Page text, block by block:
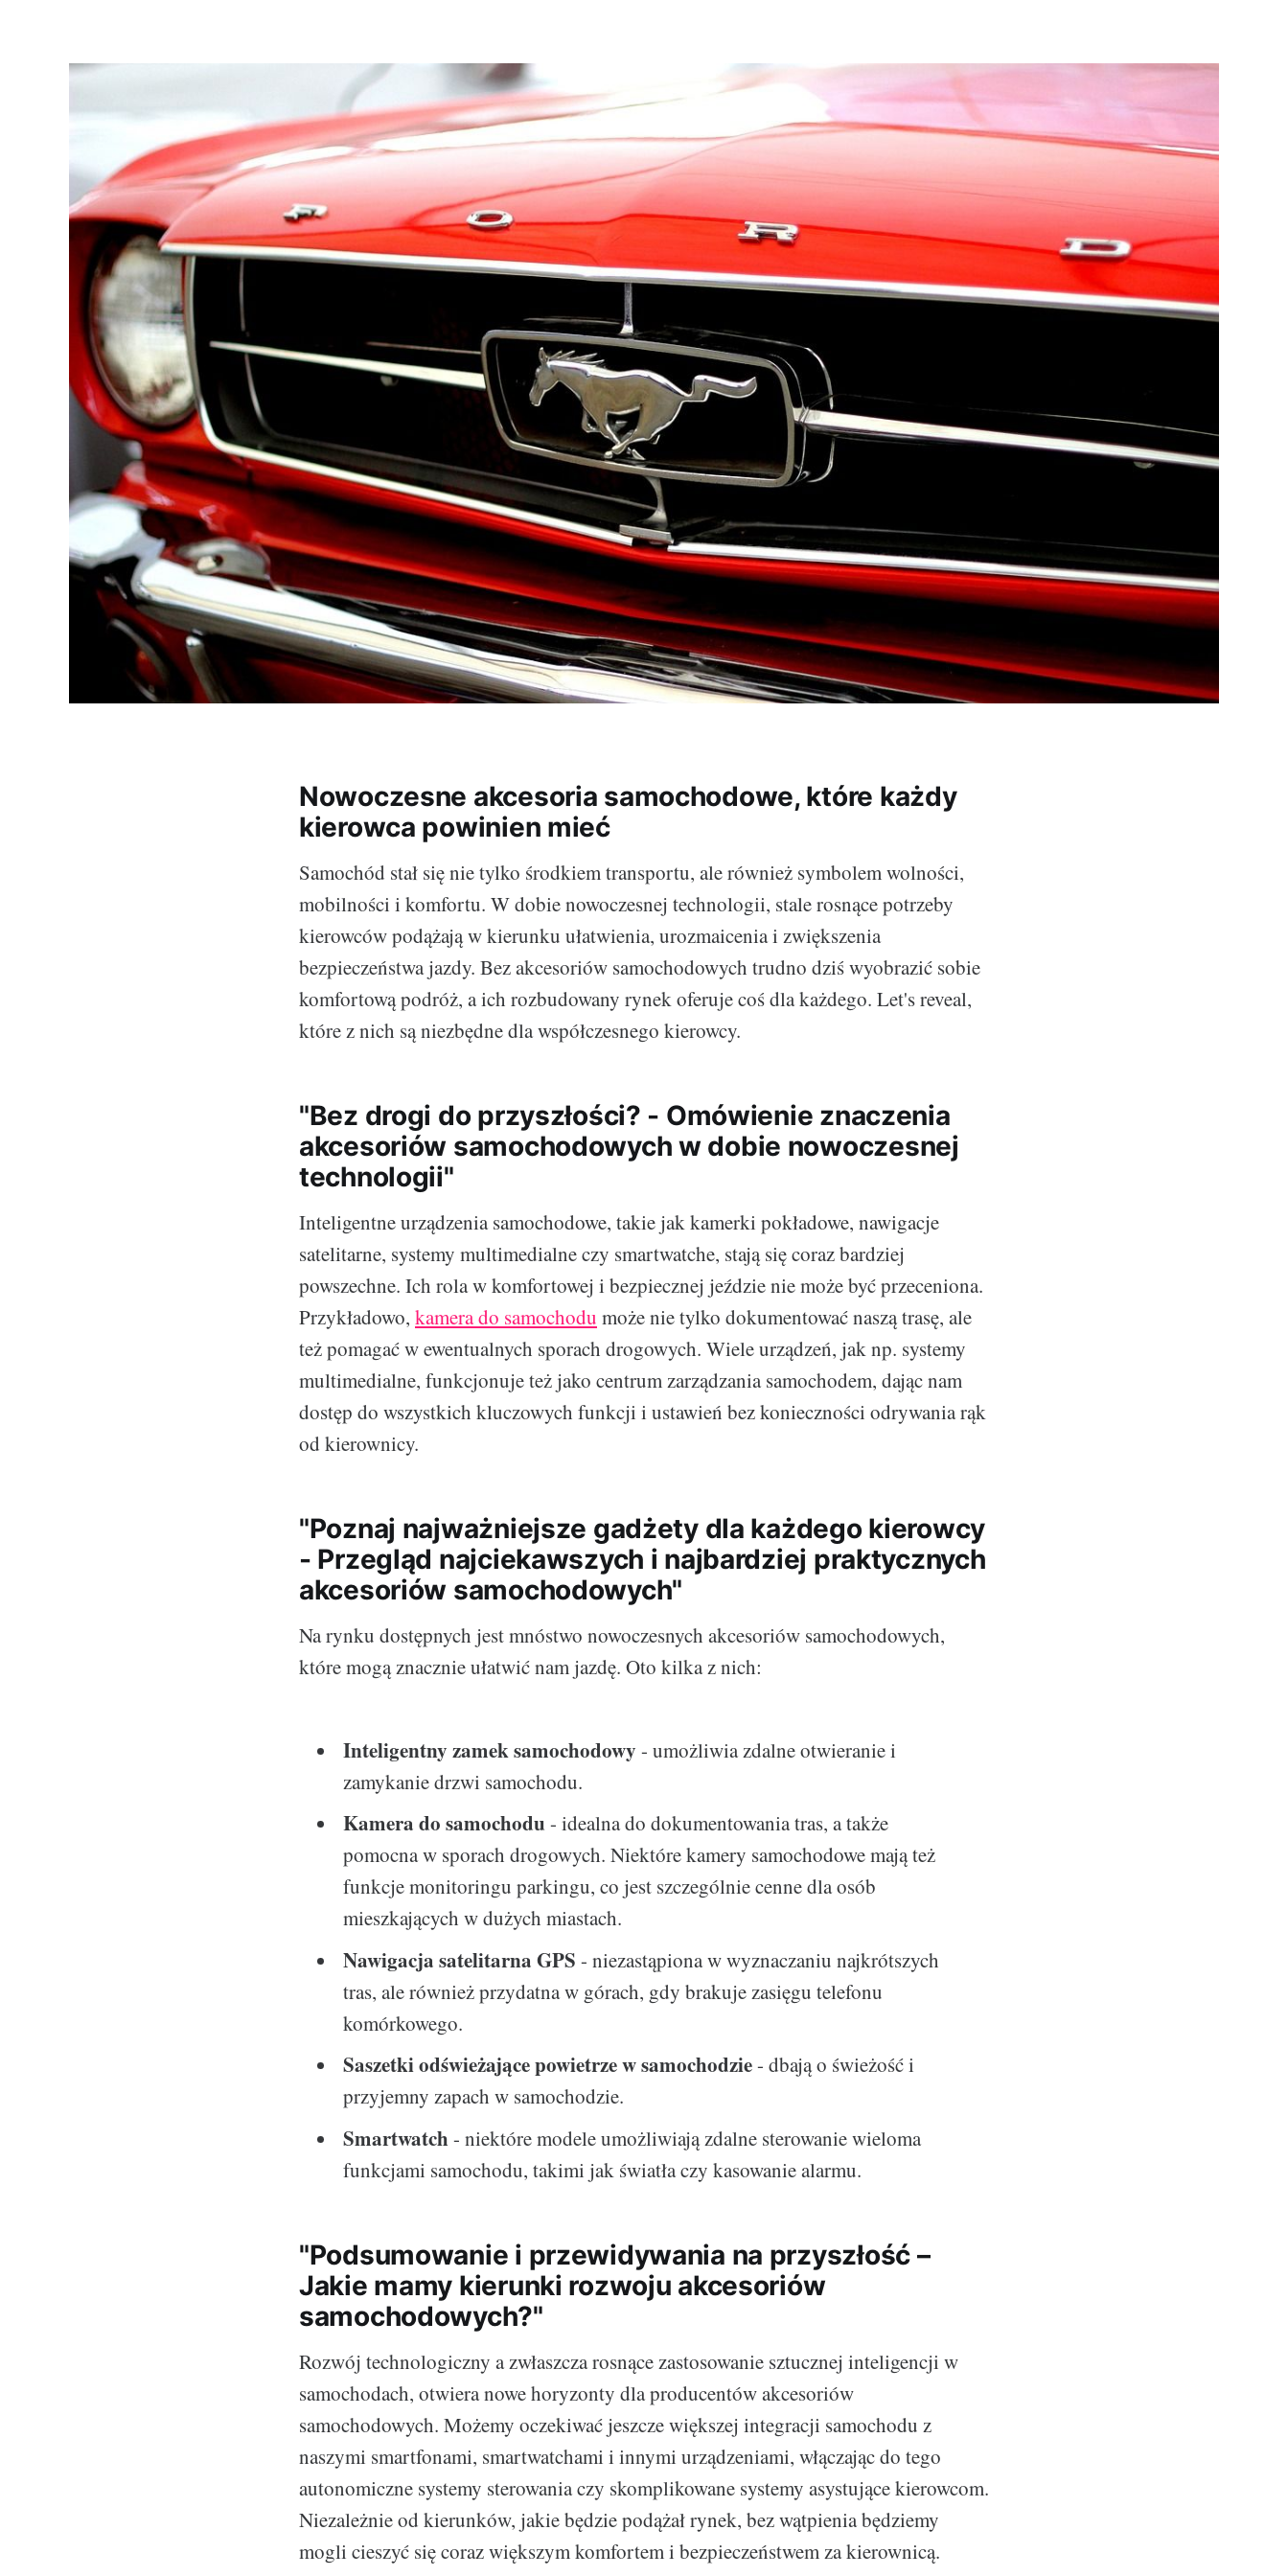
Nowoczesne akcesoria samochodowe, które każdy
kierowca powinien mieć
Samochód stał się nie tylko środkiem transportu, ale również symbolem wolności,
mobilności i komfortu. W dobie nowoczesnej technologii, stale rosnące potrzeby
kierowców podążają w kierunku ułatwienia, urozmaicenia i zwiększenia
bezpieczeństwa jazdy. Bez akcesoriów samochodowych trudno dziś wyobrazić sobie
komfortową podróż, a ich rozbudowany rynek oferuje coś dla każdego. Let's reveal,
które z nich są niezbędne dla współczesnego kierowcy.
"Bez drogi do przyszłości? - Omówienie znaczenia
akcesoriów samochodowych w dobie nowoczesnej
technologii"
Inteligentne urządzenia samochodowe, takie jak kamerki pokładowe, nawigacje
satelitarne, systemy multimedialne czy smartwatche, stają się coraz bardziej
powszechne. Ich rola w komfortowej i bezpiecznej jeździe nie może być przeceniona.
Przykładowo, kamera do samochodu może nie tylko dokumentować naszą trasę, ale
też pomagać w ewentualnych sporach drogowych. Wiele urządzeń, jak np. systemy
multimedialne, funkcjonuje też jako centrum zarządzania samochodem, dając nam
dostęp do wszystkich kluczowych funkcji i ustawień bez konieczności odrywania rąk
od kierownicy.
"Poznaj najważniejsze gadżety dla każdego kierowcy
- Przegląd najciekawszych i najbardziej praktycznych
akcesoriów samochodowych"
Na rynku dostępnych jest mnóstwo nowoczesnych akcesoriów samochodowych,
które mogą znacznie ułatwić nam jazdę. Oto kilka z nich:
Inteligentny zamek samochodowy - umożliwia zdalne otwieranie i
zamykanie drzwi samochodu.
Kamera do samochodu- idealna do dokumentowania tras, a także
pomocna w sporach drogowych. Niektóre kamery samochodowe mają też
funkcje monitoringu parkingu, co jest szczególnie cenne dla osób
mieszkających w dużych miastach.
Nawigacja satelitarna GPS - niezastąpiona w wyznaczaniu najkrótszych
tras, ale również przydatna w górach, gdy brakuje zasięgu telefonu
komórkowego.
Saszetki odświeżające powietrze w samochodzie- dbają o świeżość i
przyjemny zapach w samochodzie.
Smartwatch - niektóre modele umożliwiają zdalne sterowanie wieloma
funkcjami samochodu, takimi jak światła czy kasowanie alarmu.
"Podsumowanie i przewidywania na przyszłość –
Jakie mamy kierunki rozwoju akcesoriów
samochodowych?"
Rozwój technologiczny a zwłaszcza rosnące zastosowanie sztucznej inteligencji w
samochodach, otwiera nowe horyzonty dla producentów akcesoriów
samochodowych. Możemy oczekiwać jeszcze większej integracji samochodu z
naszymi smartfonami, smartwatchami i innymi urządzeniami, włączając do tego
autonomiczne systemy sterowania czy skomplikowane systemy asystujące kierowcom.
Niezależnie od kierunków, jakie będzie podążał rynek, bez wątpienia będziemy
mogli cieszyć się coraz większym komfortem i bezpieczeństwem za kierownicą.